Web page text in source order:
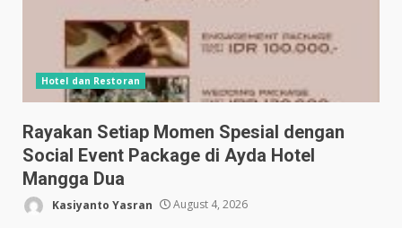
Hotel dan Restoran
Rayakan Setiap Momen Spesial dengan
Social Event Package di Ayda Hotel
Mangga Dua
Kasiyanto Yasran August 4, 2026